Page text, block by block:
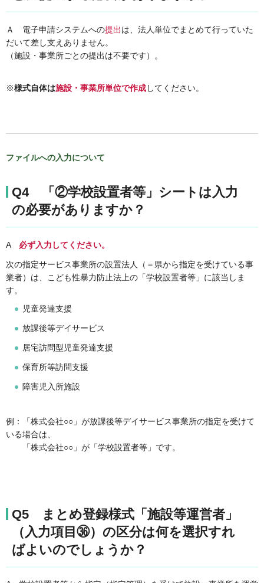
Ａ 電子申請システムへの提出は、法人単位でまとめて行っていた
だいて差し支えありません。
（施設・事業所ごとの提出は不要です）。
※様式自体は施設・事業所単位で作成してください。
ファイルへの入力について
Q4 「②学校設置者等」シートは入力
の必要がありますか？
A 必ず入力してください。
次の指定サービス事業所の設置法人（＝県から指定を受けている事
業者）は、こども性暴力防止法上の「学校設置者等」に該当しま
す。
児童発達支援
放課後等デイサービス
居宅訪問型児童発達支援
保育所等訪問支援
障害児入所施設
例：「株式会社○○」が放課後等デイサービス事業所の指定を受けて
いる場合は、
「株式会社○○」が「学校設置者等」です。
Q5 まとめ登録様式「施設等運営者」
（入力項目㊱）の区分は何を選択すれ
ばよいのでしょうか？